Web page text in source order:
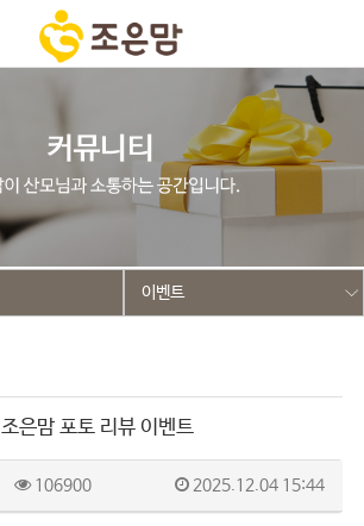
이벤트
조은맘 포토 리뷰 이벤트
106900 2025.12.04 15:44